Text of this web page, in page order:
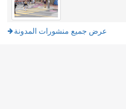
عرض جميع منشورات المدونة